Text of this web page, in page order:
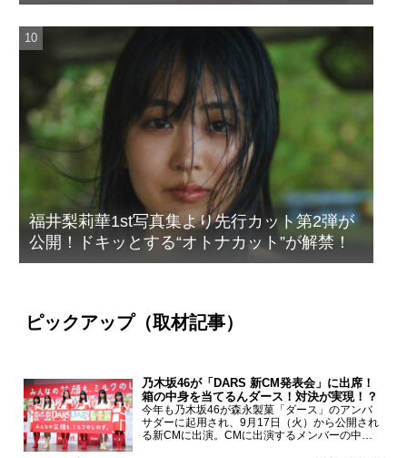
ザイン
福井梨莉華1st写真集より先行カット第2弾が
公開！ドキッとする“オトナカット”が解禁！
ピックアップ（取材記事）
乃木坂46が「DARS 新CM発表会」に出席！
箱の中身を当てるんダース！対決が実現！？
今年も乃木坂46が森永製菓「ダース」のアンバ
サダーに起用され、9月17日（火）から公開され
る新CMに出演。CMに出演するメンバーの中か